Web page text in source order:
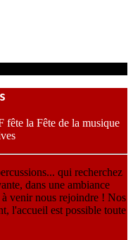
la Fête de la musique
qui recherchez
dans une ambiance
à venir nous rejoindre ! Nos
l'accueil est possible toute